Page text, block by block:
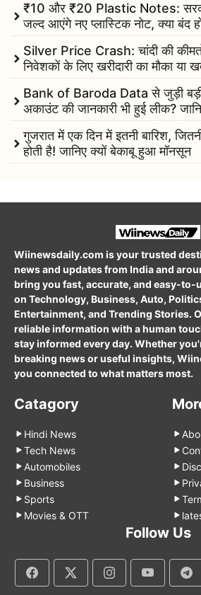
₹10 और ₹20 Plastic Notes:
जल्द आएंगे नए प्लास्टिक नोट, क्या बंद
Silver Price Crash: चांदी की
निवेशकों के लिए खरीदारी का मौका या
Bank of Baroda Data से जुड़ी
अकाउंट की जानकारी भी हुई लीक?
गुजरात में एक दिन में इतनी बारिश,
होती है! जानिए क्यों बेकाबू हुआ मॉनसून
Wiinewsdaily.com is your trusted
news and updates from India and
bring you fast, accurate, and easy-to-
on Technology, Business, Auto,
Entertainment, and Trending Stories.
reliable information with a human
stay informed every day. Whether
breaking news or useful insights,
you connected to what matters most.
Catagory
Hindi News
Tech News
Automobiles
Business
Sports
Movies & OTT
Follow Us